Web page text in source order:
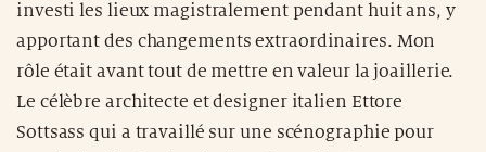
investi les lieux magistralement pendant huit ans, y
apportant des changements extraordinaires. Mon
rôle était avant tout de mettre en valeur la joaillerie.
Le célèbre architecte et designer italien Ettore
Sottsass qui a travaillé sur une scénographie pour